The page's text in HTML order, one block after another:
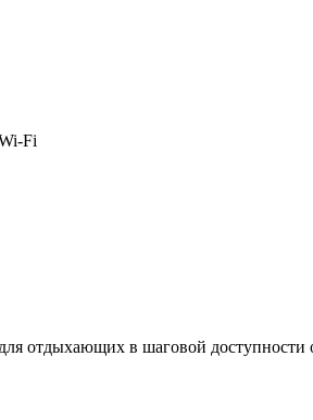
Fi
отдыхающих в шаговой доступности